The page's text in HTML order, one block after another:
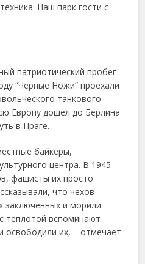
Наш парк гости с
патриотический пробег
“Черные Ножи” проехали
танкового
Европу дошел до Берлина
в Праге.
байкеры,
центра. В 1945
фашисты их просто
что чехов
заключенных и морили
теплотой вспоминают
освободили их, – отмечает